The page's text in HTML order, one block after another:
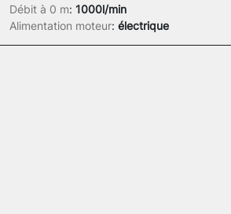
Débit à 0 m: 1000l/min
Alimentation moteur: électrique